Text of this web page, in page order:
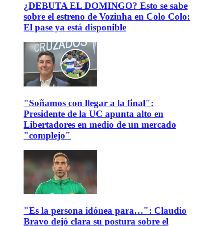
¿DEBUTA EL DOMINGO? Esto se sabe
sobre el estreno de Vozinha en Colo Colo:
El pase ya está disponible
"Soñamos con llegar a la final":
Presidente de la UC apunta alto en
Libertadores en medio de un mercado
"complejo"
"Es la persona idónea para…": Claudio
Bravo dejó clara su postura sobre el